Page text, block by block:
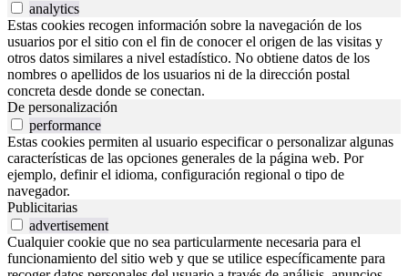
analytics
Estas cookies recogen información sobre la navegación de los
usuarios por el sitio con el fin de conocer el origen de las visitas y
otros datos similares a nivel estadístico. No obtiene datos de los
nombres o apellidos de los usuarios ni de la dirección postal
concreta desde donde se conectan.
De personalización
performance
Estas cookies permiten al usuario especificar o personalizar algunas
características de las opciones generales de la página web. Por
ejemplo, definir el idioma, configuración regional o tipo de
navegador.
Publicitarias
advertisement
Cualquier cookie que no sea particularmente necesaria para el
funcionamiento del sitio web y que se utilice específicamente para